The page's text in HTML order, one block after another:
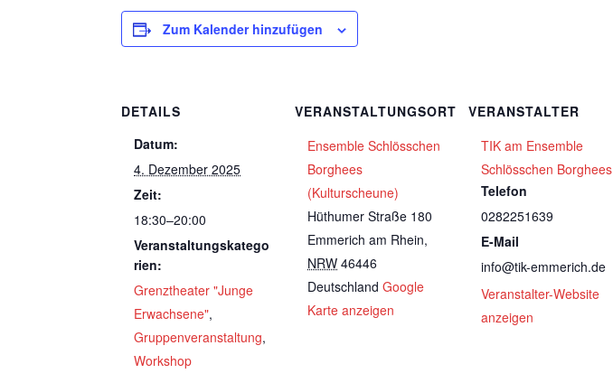
Zum Kalender hinzufügen
DETAILS
Datum:
4. Dezember 2025
Zeit:
18:30–20:00
Veranstaltungskatego
rien:
Grenztheater "Junge
Erwachsene",
Gruppenveranstaltung,
Workshop
VERANSTALTUNGSORT
Ensemble Schlösschen
Borghees
(Kulturscheune)
Hüthumer Straße 180
Emmerich am Rhein,
NRW 46446
Deutschland Google
Karte anzeigen
VERANSTALTER
TIK am Ensemble
Schlösschen Borghees
Telefon
0282251639
E-Mail
info@tik-emmerich.de
Veranstalter-Website
anzeigen